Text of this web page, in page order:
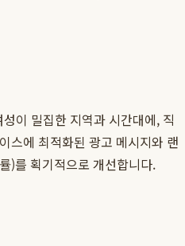
이 밀집한 지역과 시간대에, 직
스에 최적화된 광고 메시지와 랜
)를 획기적으로 개선합니다.